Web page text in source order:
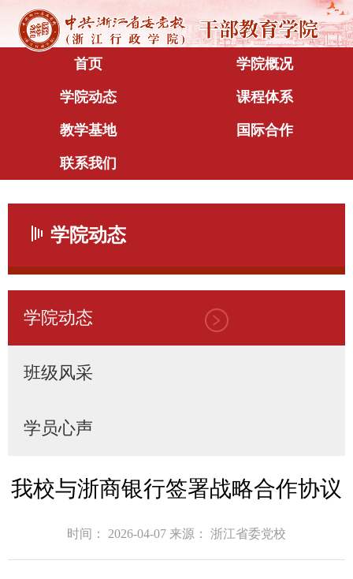
首页 学院概况
学院动态 课程体系
教学基地 国际合作
联系我们
学院动态
学院动态
班级风采
学员心声
我校与浙商银行签署战略合作协议
时间： 2026-04-07 来源： 浙江省委党校